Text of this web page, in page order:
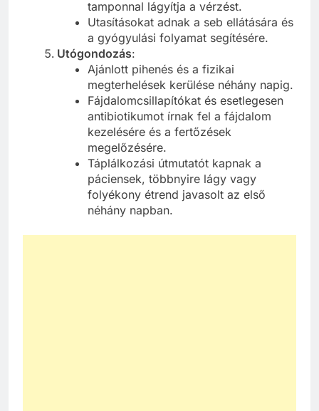
tamponnal lágyítja a vérzést.
Utasításokat adnak a seb ellátására és
a gyógyulási folyamat segítésére.
Utógondozás:
Ajánlott pihenés és a fizikai
megterhelések kerülése néhány napig.
Fájdalomcsillapítókat és esetlegesen
antibiotikumot írnak fel a fájdalom
kezelésére és a fertőzések
megelőzésére.
Táplálkozási útmutatót kapnak a
páciensek, többnyire lágy vagy
folyékony étrend javasolt az első
néhány napban.